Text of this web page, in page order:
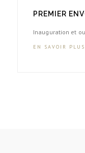
PREMIER
Inauguration et
EN SAVOIR PLUS